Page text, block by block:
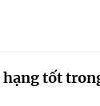
tốt